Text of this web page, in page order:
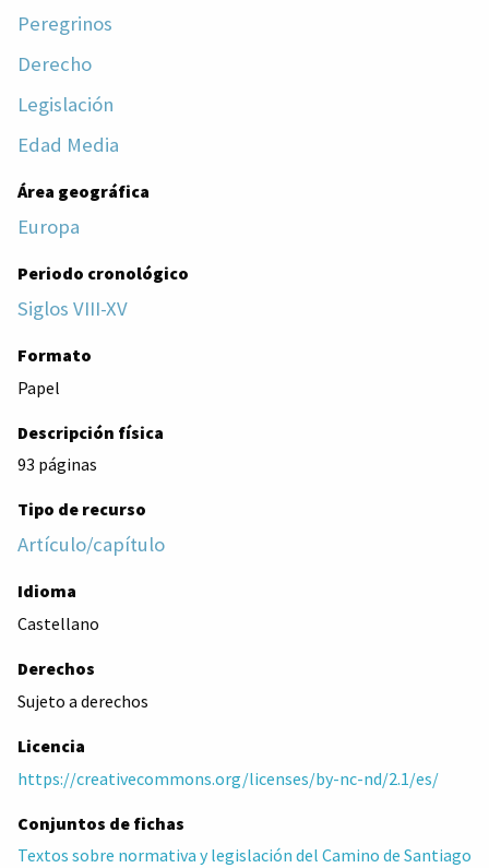
Peregrinos
Derecho
Legislación
Edad Media
Área geográfica
Europa
Periodo cronológico
Siglos VIII-XV
Formato
Papel
Descripción física
93 páginas
Tipo de recurso
Artículo/capítulo
Idioma
Castellano
Derechos
Sujeto a derechos
Licencia
https://creativecommons.org/licenses/by-nc-nd/2.1/es/
Conjuntos de fichas
Textos sobre normativa y legislación del Camino de Santiago